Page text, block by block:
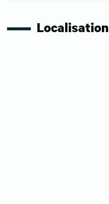
Localisation